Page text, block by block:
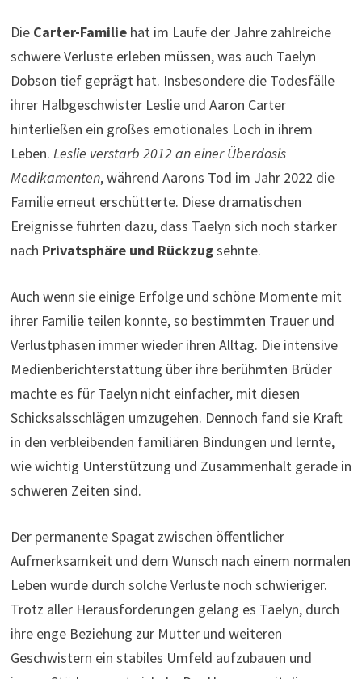
Die Carter-Familiehat im Laufe der Jahre zahlreiche
schwere Verluste erleben müssen, was auch Taelyn
Dobson tief geprägt hat. Insbesondere die Todesfälle
ihrer Halbgeschwister Leslie und Aaron Carter
hinterließen ein großes emotionales Loch in ihrem
Leben. Leslie verstarb 2012 an einer Überdosis
Medikamenten, während Aarons Tod im Jahr 2022 die
Familie erneut erschütterte. Diese dramatischen
Ereignisse führten dazu, dass Taelyn sich noch stärker
nach Privatsphäre und Rückzugsehnte.
Auch wenn sie einige Erfolge und schöne Momente mit
ihrer Familie teilen konnte, so bestimmten Trauer und
Verlustphasen immer wieder ihren Alltag. Die intensive
Medienberichterstattung über ihre berühmten Brüder
machte es für Taelyn nicht einfacher, mit diesen
Schicksalsschlägen umzugehen. Dennoch fand sie Kraft
in den verbleibenden familiären Bindungen und lernte,
wie wichtig Unterstützung und Zusammenhalt gerade in
schweren Zeiten sind.
Der permanente Spagat zwischen öffentlicher
Aufmerksamkeit und dem Wunsch nach einem normalen
Leben wurde durch solche Verluste noch schwieriger.
Trotz aller Herausforderungen gelang es Taelyn, durch
ihre enge Beziehung zur Mutter und weiteren
Geschwistern ein stabiles Umfeld aufzubauen und